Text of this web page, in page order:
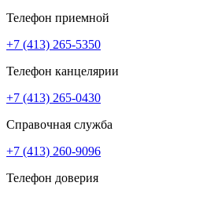
Телефон приемной
+7 (413) 265-5350
Телефон канцелярии
+7 (413) 265-0430
Справочная служба
+7 (413) 260-9096
Телефон доверия